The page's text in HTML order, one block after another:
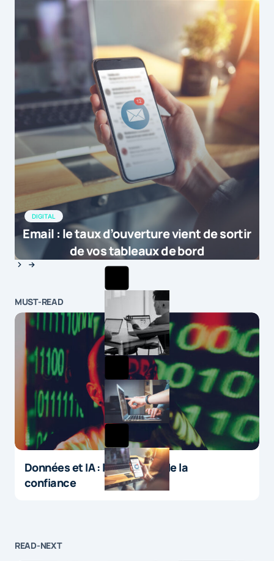
DIGITAL
Email : le taux d’ouverture vient de sortir
de vos tableaux de bord
MUST-READ
Données et IA : le paradoxe de la
confiance
READ-NEXT